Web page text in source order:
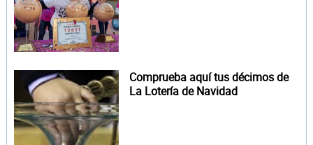
Comprueba aquí tus décimos de
La Lotería de Navidad